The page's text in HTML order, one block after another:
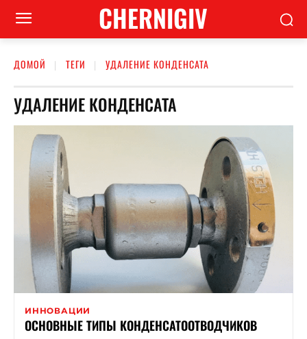
CHERNIGIV
ДОМОЙ ТЕГИ УДАЛЕНИЕ КОНДЕНСАТА
УДАЛЕНИЕ КОНДЕНСАТА
ИННОВАЦИИ
ОСНОВНЫЕ ТИПЫ КОНДЕНСАТООТВОДЧИКОВ